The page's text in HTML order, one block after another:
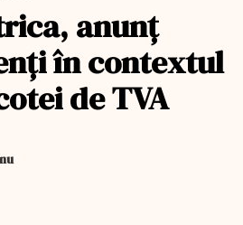
anunţ
în contextul
de TVA